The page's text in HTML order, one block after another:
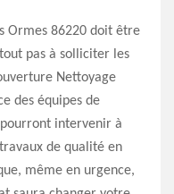
Ormes 86220 doit être
pas à solliciter les
Nettoyage
des équipes de
intervenir à
de qualité en
même en urgence,